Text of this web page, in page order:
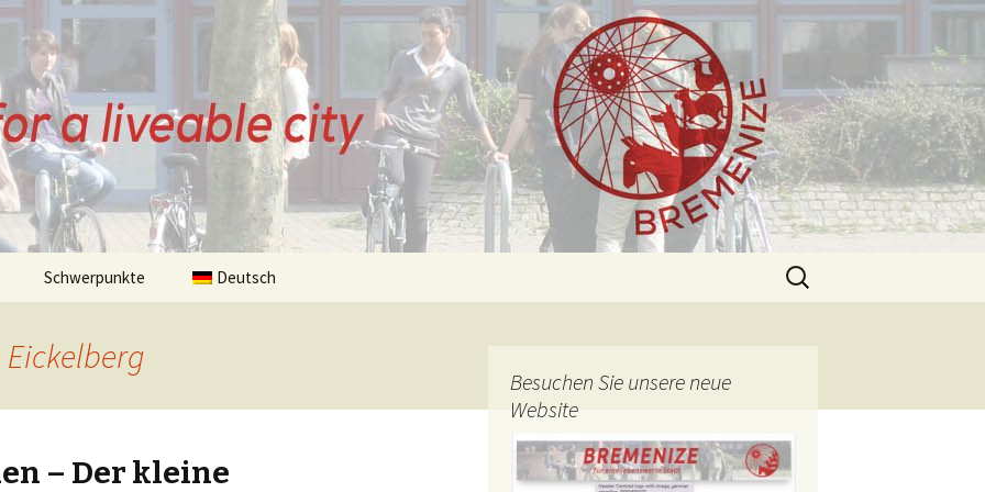
Schwerpunkte
Fahrradgeschichte
Deutsch
Suchen
nach:
– Der kleine
Besuchen Sie unsere neue
Website